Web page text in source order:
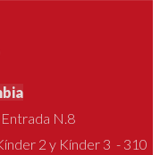
N.8
2 y Kínder 3 - 310